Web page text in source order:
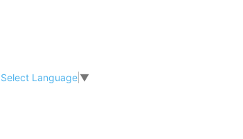
Select Language ▼